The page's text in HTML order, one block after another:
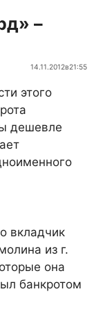
–
14.11.2012в21:55
этого
дешевле
вкладчик
из г.
она
банкротом